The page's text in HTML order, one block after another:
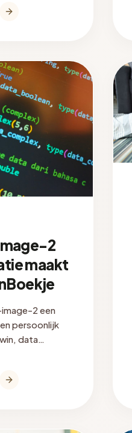
2
maakt
2 een
persoonlijk
data